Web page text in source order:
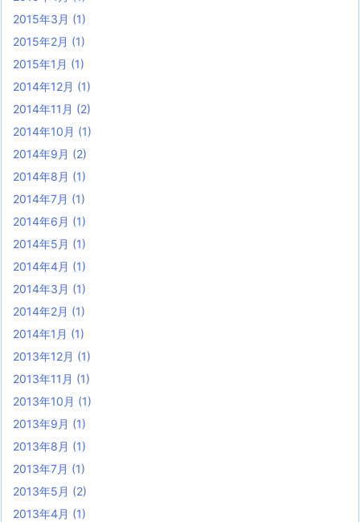
2015年3月 (1)
2015年2月 (1)
2015年1月 (1)
2014年12月 (1)
2014年11月 (2)
2014年10月 (1)
2014年9月 (2)
2014年8月 (1)
2014年7月 (1)
2014年6月 (1)
2014年5月 (1)
2014年4月 (1)
2014年3月 (1)
2014年2月 (1)
2014年1月 (1)
2013年12月 (1)
2013年11月 (1)
2013年10月 (1)
2013年9月 (1)
2013年8月 (1)
2013年7月 (1)
2013年5月 (2)
2013年4月 (1)